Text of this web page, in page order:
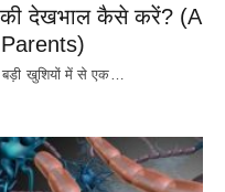
की देखभाल कैसे करें? (A
खुशियों में से एक…